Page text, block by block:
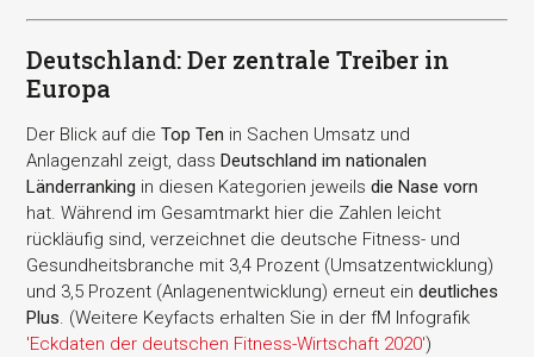
Deutschland: Der zentrale Treiber in
Europa
Der Blick auf dieTop Ten in Sachen Umsatz und
Anlagenzahl zeigt, dassDeutschland im nationalen
Länderranking in diesen Kategorien jeweilsdie Nase vorn
hat. Während im Gesamtmarkt hier die Zahlen leicht
rückläufig sind, verzeichnet die deutsche Fitness- und
Gesundheitsbranche mit 3,4 Prozent (Umsatzentwicklung)
und 3,5 Prozent (Anlagenentwicklung) erneut eindeutliches
Plus. (Weitere Keyfacts erhalten Sie in der fM Infografik
'Eckdaten der deutschen Fitness-Wirtschaft 2020')